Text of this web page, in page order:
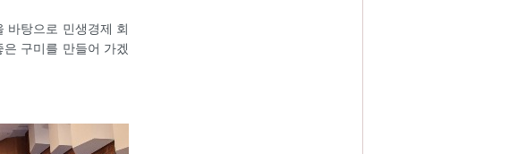
바탕으로 민생경제 회
구미를 만들어 가겠